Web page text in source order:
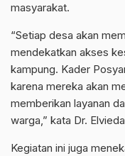
masyarakat.
“Setiap desa akan
mendekatkan akses
kampung. Kader
karena mereka akan
memberikan layanan
warga,” kata Dr.
Kegiatan ini juga